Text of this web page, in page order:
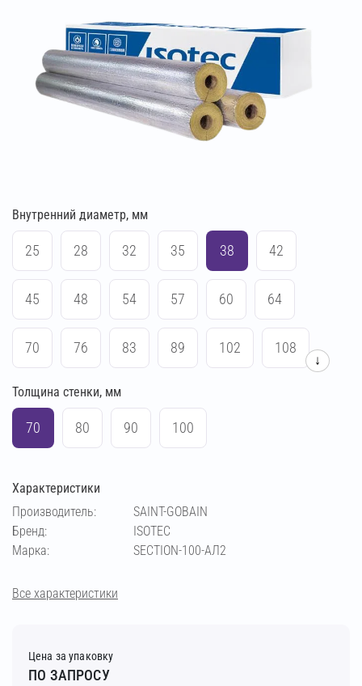
Внутренний диаметр, мм
25 28 32 35 38 42
45 48 54 57 60 64
70 76 83 89 102 108
114 133
↓
Толщина стенки, мм
70 80 90 100
Характеристики
Производитель:
SAINT-GOBAIN
Бренд:
ISOTEC
Марка:
SECTION-100-АЛ2
Все характеристики
Цена за упаковку
ПО ЗАПРОСУ